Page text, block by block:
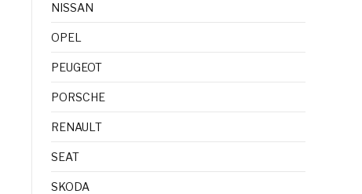
NISSAN
OPEL
PEUGEOT
PORSCHE
RENAULT
SEAT
SKODA